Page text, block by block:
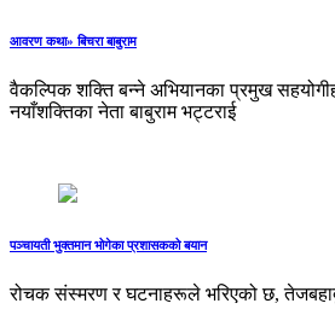
आवरण कथा» बिचरा बाबुराम
वैकल्पिक शक्ति बन्ने अभियानका प्रमुख
नयाँशक्तिका नेता बाबुराम भट्टराई
पञ्चायती भुक्तमान भोगेका प्रशासकको बयान
रोचक संस्मरण र घटनाहरूले भरिएको छ,